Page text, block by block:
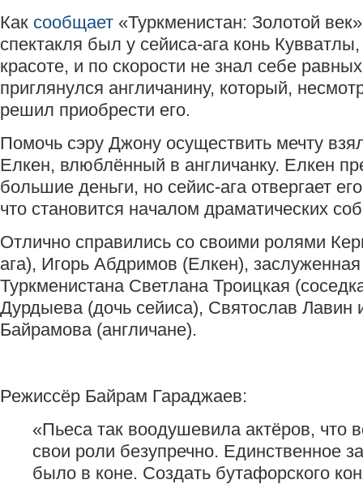
Как сообщает «Туркменистан: Золотой
спектакля был у сейиса-ага конь
красоте, и по скорости не знал себе
приглянулся англичанину, который,
решил приобрести его.
Помочь сэру Джону осуществить мечту
Елкен, влюблённый в англичанку. Елкен
большие деньги, но сейис-ага отвергает
что становится началом драматических
Отлично справились со своими ролями
ага), Игорь Абдримов (Елкен), заслуженная
Туркменистана Светлана Троицкая
Дурдыева (дочь сейиса), Святослав Лавин
Байрамова (англичане).
Режиссёр Байрам Гараджаев:
«Пьеса так воодушевила актёров, что
свои роли безупречно. Единственное
было в коне. Создать бутафорского